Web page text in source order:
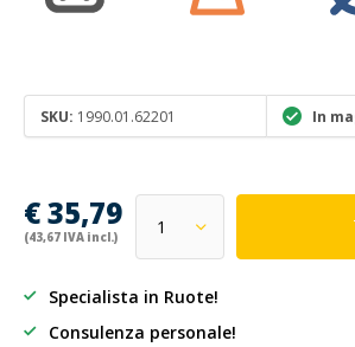
SKU: 1990.01.62201 In
€ 35,79
(43,67 IVA incl.)
Specialista in Ruote!
Consulenza personale!